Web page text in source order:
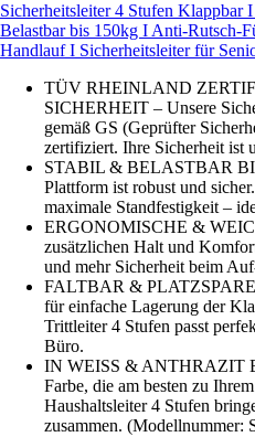
Sicherheitsleiter 4 Stufen
Belastbar bis 150kg I Anti-Rutsch-
Handlauf I Sicherheitsleiter für
TÜV RHEINLAND
SICHERHEIT – Unsere
gemäß GS (Geprüfter
zertifiziert. Ihre Sicherheit ist
STABIL & BELASTBAR
Plattform ist robust und
maximale Standfestigkeit –
ERGONOMISCHE &
zusätzlichen Halt und
und mehr Sicherheit beim
FALTBAR &
für einfache Lagerung der
Trittleiter 4 Stufen passt
Büro.
IN WEISS & ANTHRAZIT
Farbe, die am besten zu
Haushaltsleiter 4 Stufen
zusammen. (Modellnummer: